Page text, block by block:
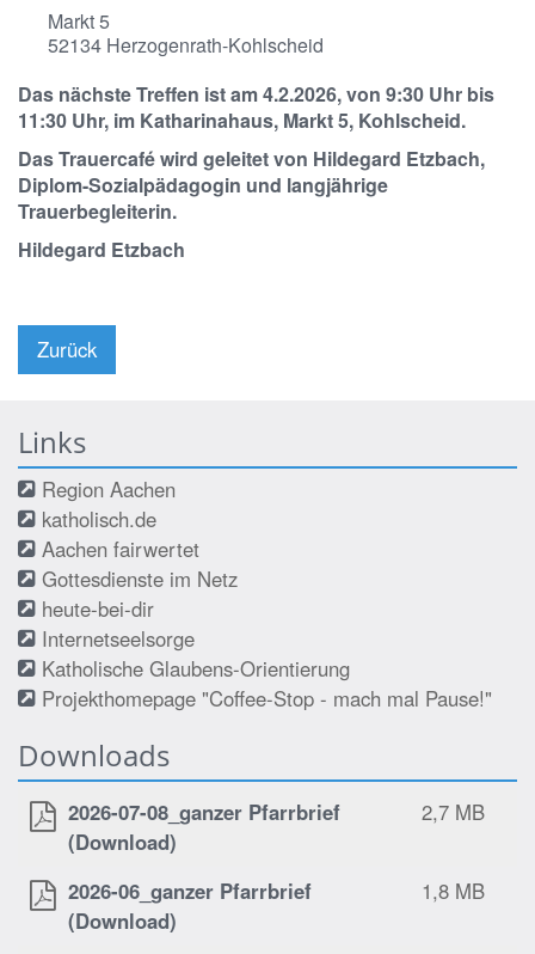
Markt 5
52134 Herzogenrath-Kohlscheid
Das nächste Treffen ist am4.2.2026, von 9:30 Uhr bis
11:30 Uhr, im Katharinahaus, Markt 5, Kohlscheid.
Das Trauercafé wird geleitet von Hildegard Etzbach,
Diplom-Sozialpädagogin und langjährige
Trauerbegleiterin.
Hildegard Etzbach
Zurück
Links
Region Aachen
katholisch.de
Aachen fairwertet
Gottesdienste im Netz
heute-bei-dir
Internetseelsorge
Katholische Glaubens-Orientierung
Projekthomepage "Coffee-Stop - mach mal Pause!"
Downloads
2026-07-08_ganzer Pfarrbrief
(Download)
2,7 MB
2026-06_ganzer Pfarrbrief
(Download)
1,8 MB